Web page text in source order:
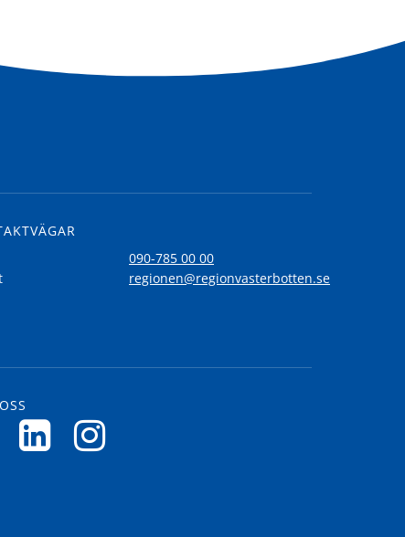
090-785 00 00
regionen@regionvasterbotten.se